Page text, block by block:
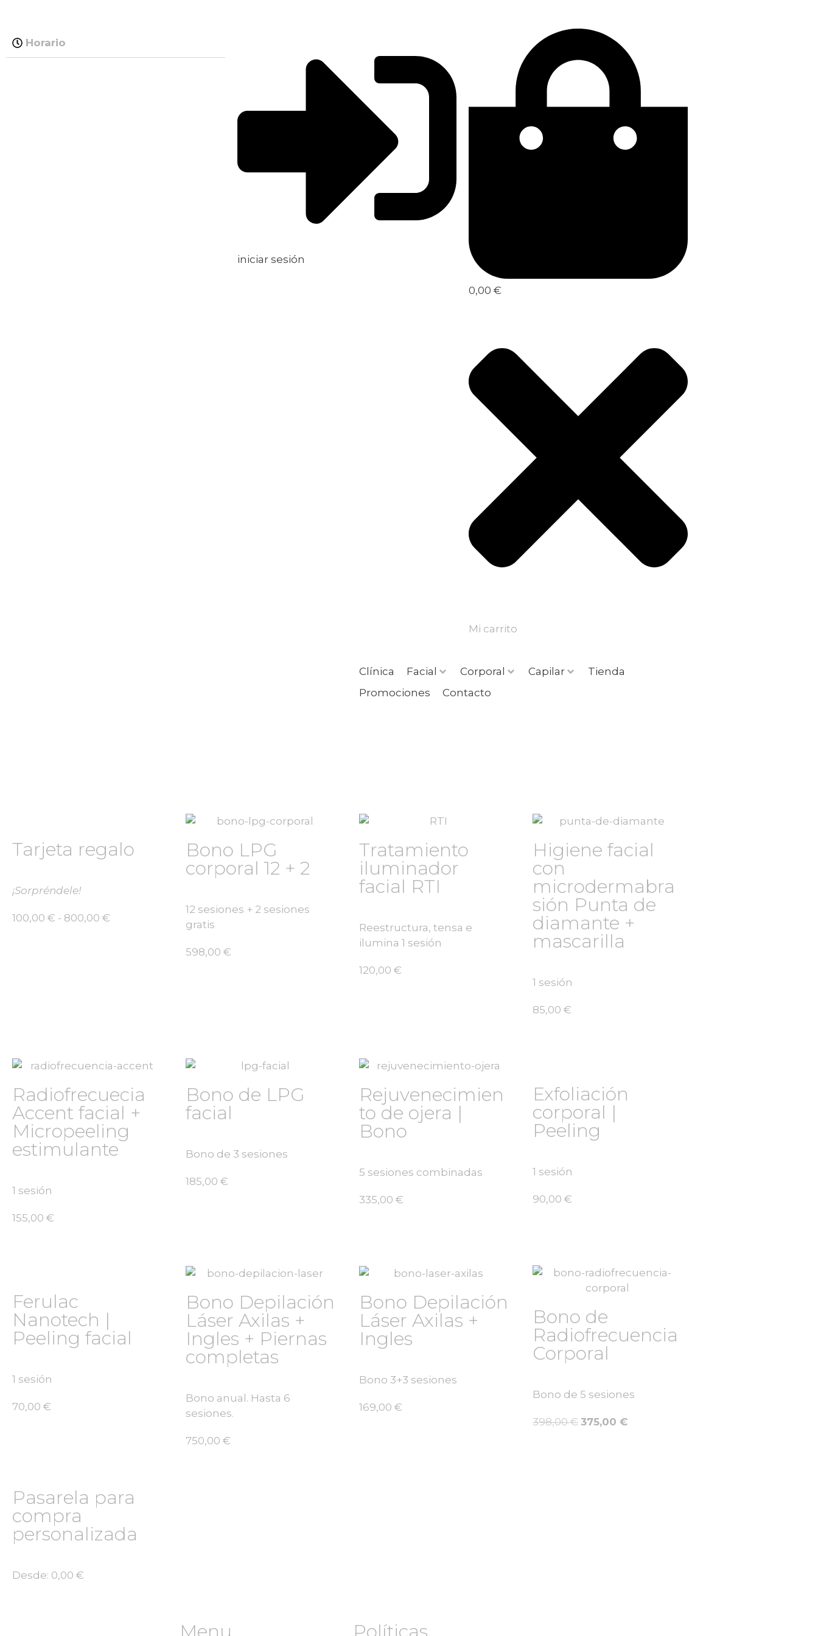
Horario
iniciar sesión
0,00 €
Mi carrito
Clínica Facial Corporal Capilar
Tienda
Promociones
Contacto
Tarjeta regalo
¡Sorpréndele!
100,00 € - 800,00 €
Bono LPG
corporal 12 + 2
12 sesiones + 2 sesiones
gratis
598,00 €
Tratamiento
iluminador
facial RTI
Reestructura, tensa e
ilumina 1 sesión
120,00 €
Higiene facial
con
microdermabra
sión Punta de
diamante +
mascarilla
1 sesión
85,00 €
Radiofrecuecia
Accent facial +
Micropeeling
estimulante
1 sesión
155,00 €
Bono de LPG
facial
Bono de 3 sesiones
185,00 €
Rejuvenecimien
to de ojera |
Bono
5 sesiones combinadas
335,00 €
Exfoliación
corporal |
Peeling
1 sesión
90,00 €
Ferulac
Nanotech |
Peeling facial
1 sesión
70,00 €
Bono Depilación
Láser Axilas +
Ingles + Piernas
completas
Bono anual. Hasta 6
sesiones.
750,00 €
Bono Depilación
Láser Axilas +
Ingles
Bono 3+3 sesiones
169,00 €
Bono de
Radiofrecuencia
Corporal
Bono de 5 sesiones
398,00€ 375,00 €
Pasarela para
compra
personalizada
Desde: 0,00 €